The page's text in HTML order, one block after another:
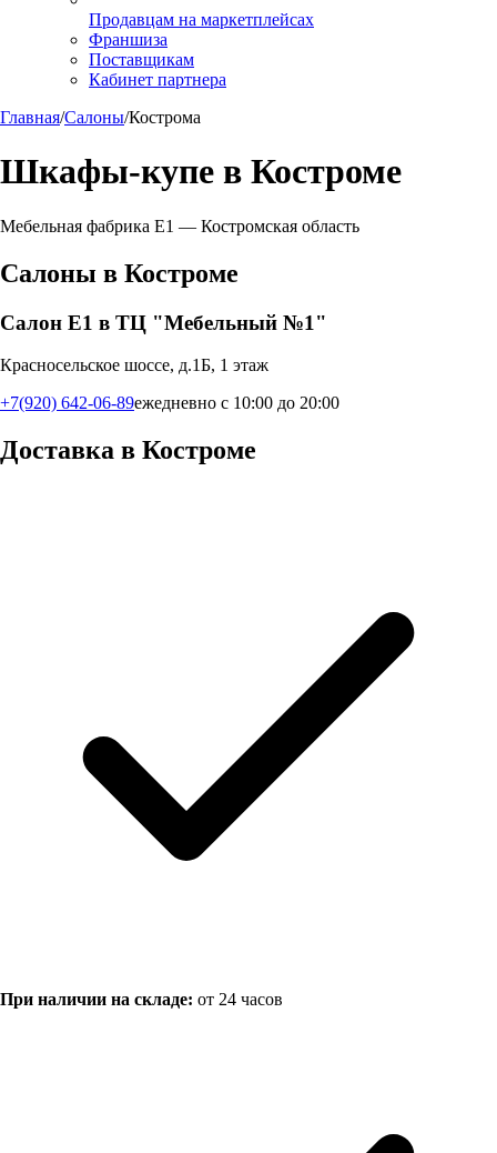
Продавцам на маркетплейсах
Франшиза
Поставщикам
Кабинет партнера
Главная/Салоны/Кострома
Шкафы-купе в Костроме
Мебельная фабрика Е1 — Костромская область
Салоны в Костроме
Салон Е1 в ТЦ "Мебельный №1"
Красносельское шоссе, д.1Б, 1 этаж
+7(920) 642-06-89ежедневно с 10:00 до 20:00
Доставка в Костроме
При наличии на складе: от 24 часов